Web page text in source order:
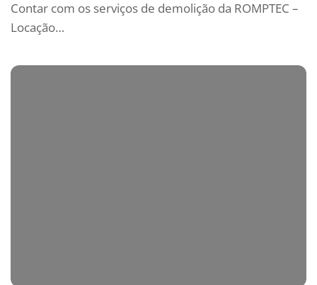
Contar com os serviços de demolição da ROMPTEC –
Locação…